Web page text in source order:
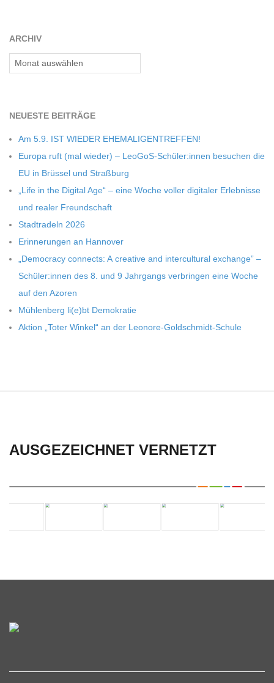
T
-
S
C
H
U
L
E
ARCHIV
Archiv
NEU­ESTE BEITRÄGE
Am 5.9. IST WIEDER EHEMALIGENTREFFEN!
Europa ruft (mal wie­der) – LeoGoS-Schüler:innen besu­chen die
EU in Brüs­sel und Straßburg
„Life in the Digi­tal Age“ – eine Woche vol­ler digi­ta­ler Erleb­nisse
und rea­ler Freundschaft
Stadt­ra­deln 2026
Erin­ne­run­gen an Hannover
„Demo­cracy con­nects: A crea­tive and inter­cul­tu­ral exch­ange” –
Schüler:innen des 8. und 9 Jahr­gangs ver­brin­gen eine Woche
auf den Azoren
Müh­len­berg li(e)bt Demokratie
Aktion „Toter Win­kel“ an der Leonore-Goldschmidt-Schule
AUSGEZEICHNET VERNETZT